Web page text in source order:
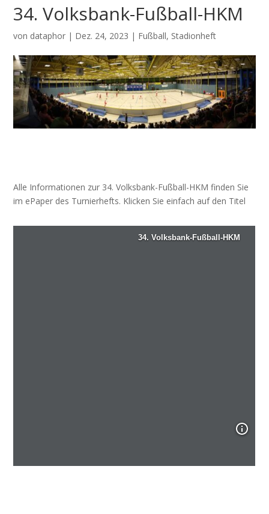
34. Volksbank-Fußball-HKM
von dataphor | Dez. 24, 2023 | Fußball, Stadionheft
Alle Informationen zur 34. Volksbank-Fußball-HKM finden Sie
im ePaper des Turnierhefts. Klicken Sie einfach auf den Titel